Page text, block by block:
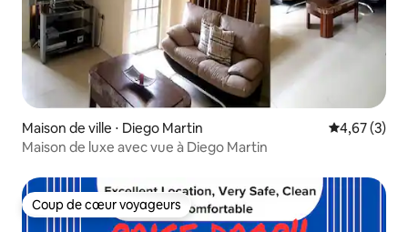
Maison de ville ⋅ Diego Martin Évaluation
4,67 (3)
Maison de luxe avec vue à Diego Martin
Coup de cœur voyageurs
Coup de cœur voyageurs